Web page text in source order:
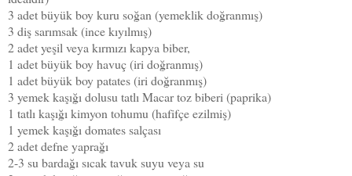
3 adet büyük boy kuru soğan (yemeklik doğranmış)
3 diş sarımsak (ince kıyılmış)
2 adet yeşil veya kırmızı kapya biber,
1 adet büyük boy havuç (iri doğranmış)
1 adet büyük boy patates (iri doğranmış)
3 yemek kaşığı dolusu tatlı Macar toz biberi (paprika)
1 tatlı kaşığı kimyon tohumu (hafifçe ezilmiş)
1 yemek kaşığı domates salçası
2 adet defne yaprağı
2-3 su bardağı sıcak tavuk suyu veya su